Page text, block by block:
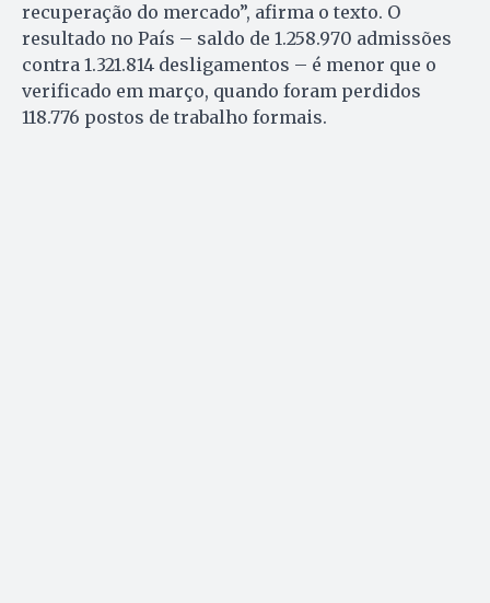
recuperação do mercado”, afirma o texto. O
resultado no País – saldo de 1.258.970 admissões
contra 1.321.814 desligamentos – é menor que o
verificado em março, quando foram perdidos
118.776 postos de trabalho formais.